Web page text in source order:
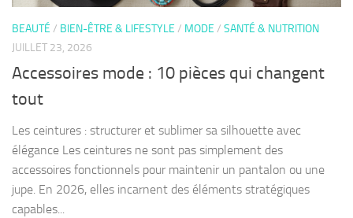
BEAUTÉ / BIEN-ÊTRE & LIFESTYLE / MODE / SANTÉ & NUTRITION
JUILLET 23, 2026
Accessoires mode : 10 pièces qui changent
tout
Les ceintures : structurer et sublimer sa silhouette avec
élégance Les ceintures ne sont pas simplement des
accessoires fonctionnels pour maintenir un pantalon ou une
jupe. En 2026, elles incarnent des éléments stratégiques
capables...